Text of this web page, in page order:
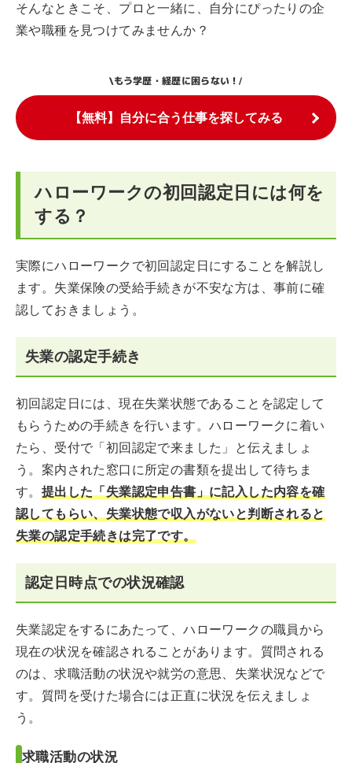
そんなときこそ、プロと一緒に、自分にぴったりの企
業や職種を見つけてみませんか？
\もう学歴・経歴に困らない！/
【無料】自分に合う仕事を探してみる
ハローワークの初回認定日には何を
する？
実際にハローワークで初回認定日にすることを解説し
ます。失業保険の受給手続きが不安な方は、事前に確
認しておきましょう。
失業の認定手続き
初回認定日には、現在失業状態であることを認定して
もらうための手続きを行います。ハローワークに着い
たら、受付で「初回認定で来ました」と伝えましょ
う。案内された窓口に所定の書類を提出して待ちま
す。 提出した「失業認定申告書」に記入した内容を確
認してもらい、失業状態で収入がないと判断されると
失業の認定手続きは完了です。
認定日時点での状況確認
失業認定をするにあたって、ハローワークの職員から
現在の状況を確認されることがあります。質問される
のは、求職活動の状況や就労の意思、失業状況などで
す。質問を受けた場合には正直に状況を伝えましょ
う。
求職活動の状況